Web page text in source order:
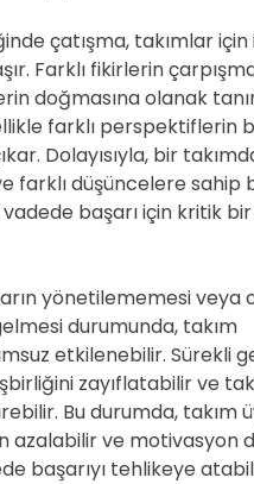
çatışma, takımlar için
Farklı fikirlerin
doğmasına olanak
farklı perspektiflerin
Dolayısıyla, bir
farklı düşüncelere sahip
vadede başarı için kritik
yönetilememesi veya
durumunda, takım
etkilenebilir. Sürekli
zayıflatabilir ve
Bu durumda, takım
azalabilir ve motivasyon
başarıyı tehlikeye